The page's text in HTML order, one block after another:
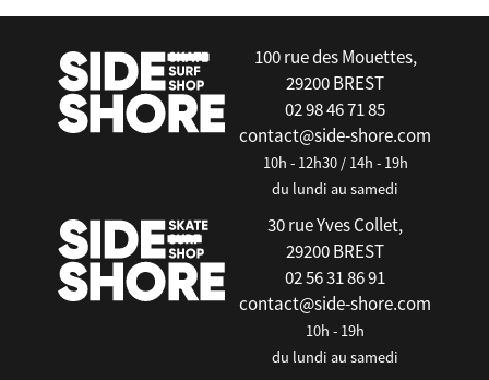
100 rue des Mouettes,
29200 BREST
02 98 46 71 85
contact@side-shore.com
10h - 12h30 / 14h - 19h
du lundi au samedi
30 rue Yves Collet,
29200 BREST
02 56 31 86 91
contact@side-shore.com
10h - 19h
du lundi au samedi